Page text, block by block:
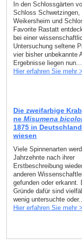
In den Schlossgärten
Schloss Schwetzingen,
Weikersheim und
Favorite Rastatt
bei einer
Untersuchung seltene
vier bisher unbekannte
Ergebnisse liegen nun...
Hier erfahren Sie mehr
Die zweifarbige
ne Misumena
1875 in
wiesen
Viele Spinnenarten
Jahrzehnte nach ihrer
Erstbeschreibung
anderen
gefunden oder erkannt.
Gründe dafür sind
wenig untersuchte oder...
Hier erfahren Sie mehr